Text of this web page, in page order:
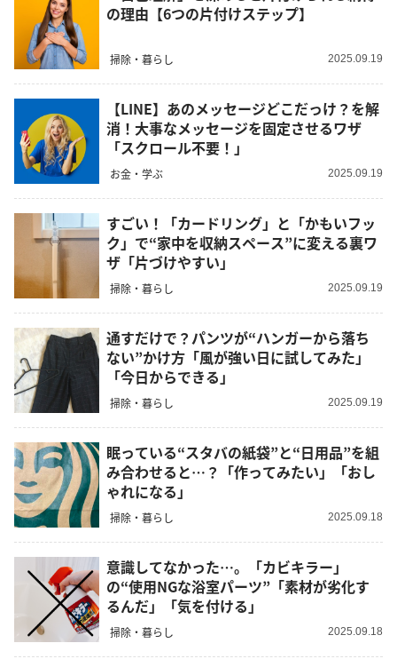
の理由【6つの片付けステップ】
掃除・暮らし 2025.09.19
【LINE】あのメッセージどこだっけ？を解
消！大事なメッセージを固定させるワザ
「スクロール不要！」
お金・学ぶ 2025.09.19
すごい！「カードリング」と「かもいフッ
ク」で“家中を収納スペース”に変える裏ワ
ザ「片づけやすい」
掃除・暮らし 2025.09.19
通すだけで？パンツが“ハンガーから落ち
ない”かけ方「風が強い日に試してみた」
「今日からできる」
掃除・暮らし 2025.09.19
眠っている“スタバの紙袋”と“日用品”を組
み合わせると…？「作ってみたい」「おし
ゃれになる」
掃除・暮らし 2025.09.18
意識してなかった…。「カビキラー」
の“使用NGな浴室パーツ”「素材が劣化す
るんだ」「気を付ける」
掃除・暮らし 2025.09.18